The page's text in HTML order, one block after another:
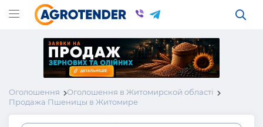
Оголошення
Оголошення в Житомирской області
Продажа Пшеницы в Житомире